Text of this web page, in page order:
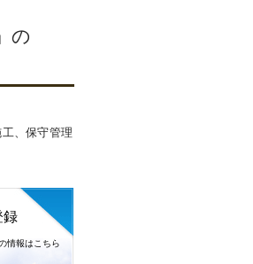
」の
、保守管理
録
情報はこちら